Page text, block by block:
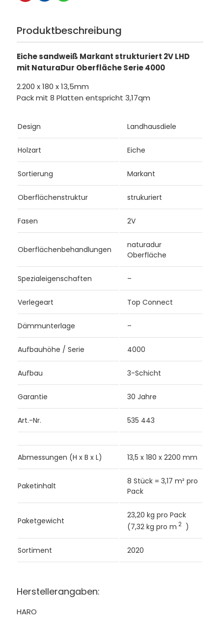
Produktbeschreibung
Eiche sandweiß Markant strukturiert 2V LHD
mit NaturaDur Oberfläche Serie 4000
2.200 x 180 x 13,5mm
Pack mit 8 Platten entspricht 3,17qm
Design Landhausdiele
Holzart Eiche
Sortierung Markant
Oberflächenstruktur strukuriert
Fasen 2V
Oberflächenbehandlungen
naturadur
Oberfläche
Spezialeigenschaften –
Verlegeart Top Connect
Dämmunterlage –
Aufbauhöhe / Serie 4000
Aufbau 3-Schicht
Garantie 30 Jahre
Art.-Nr. 535 443
Abmessungen (H x B x L) 13,5 x 180 x 2200 mm
Paketinhalt
8 Stück = 3,17 m² pro
Pack
Paketgewicht
23,20 kg pro Pack
(7,32 kg pro m 2)
Sortiment 2020
Herstellerangaben:
HARO